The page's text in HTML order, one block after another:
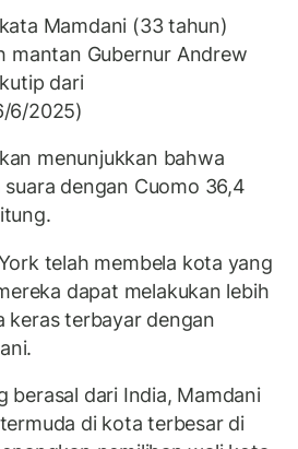
Mamdani (33 tahun)
mantan Gubernur Andrew
dari
6/2025)
menunjukkan bahwa
dengan Cuomo 36,4
telah membela kota yang
dapat melakukan lebih
keras terbayar dengan
berasal dari India, Mamdani
di kota terbesar di